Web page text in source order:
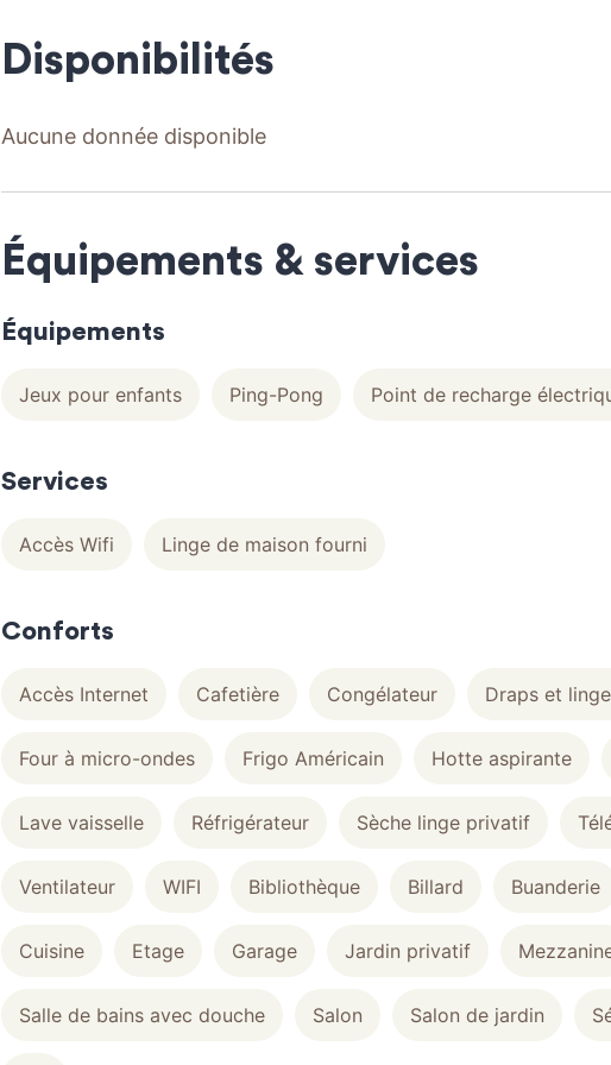
Disponibilités
Aucune donnée disponible
Équipements & services
Équipements
Jeux pour enfants Ping-Pong Point de recharge
Services
Accès Wifi Linge de maison fourni
Conforts
Accès Internet Cafetière Congélateur Draps et
Four à micro-ondes Frigo Américain Hotte aspirante
Lave vaisselle Réfrigérateur Sèche linge privatif
Ventilateur WIFI Bibliothèque Billard Buanderie
Cuisine Etage Garage Jardin privatif
Salle de bains avec douche Salon Salon de jardin